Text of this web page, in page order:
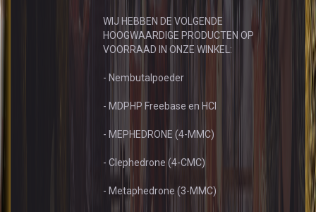
WIJ HEBBEN DE VOLGENDE
HOOGWAARDIGE PRODUCTEN OP
VOORRAAD IN ONZE WINKEL:
- Nembutalpoeder
- MDPHP Freebase en HCl
- MEPHEDRONE (4-MMC)
- Clephedrone (4-CMC)
- Metaphedrone (3-MMC)